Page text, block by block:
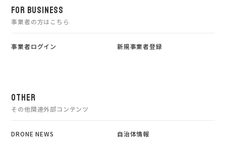
FOR BUSINESS
事業者の方はこちら
事業者ログイン 新規事業者登録
OTHER
その他関連外部コンテンツ
DRONE NEWS 自治体情報